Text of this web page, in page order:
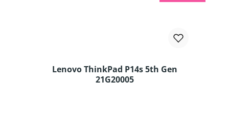
Lenovo ThinkPad P14s 5th Gen
21G20005